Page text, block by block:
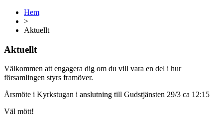
Hem
>
Aktuellt
Aktuellt
Välkommen att engagera dig om du vill vara en del i hur
församlingen styrs framöver.
Årsmöte i Kyrkstugan i anslutning till Gudstjänsten 29/3 ca 12:15
Väl mött!